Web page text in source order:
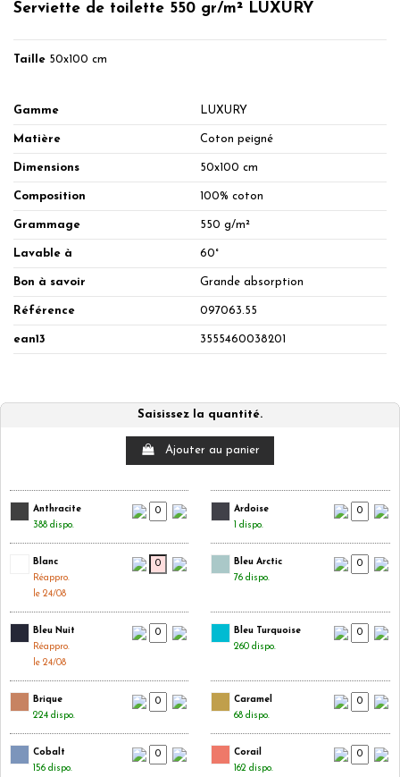
Serviette de toilette 550 gr/m² LUXURY
Taille 50x100 cm
Gamme LUXURY
Matière Coton peigné
Dimensions 50x100 cm
Composition 100% coton
Grammage 550 g/m²
Lavable à 60°
Bon à savoir Grande absorption
Référence 097063.55
ean13 3555460038201
Saisissez la quantité.
Ajouter au panier
Anthracite
388 dispo.
Ardoise
1 dispo.
Blanc
Réappro.
le 24/08
Bleu Arctic
76 dispo.
Bleu Nuit
Réappro.
le 24/08
Bleu Turquoise
260 dispo.
Brique
224 dispo.
Caramel
68 dispo.
Cobalt
156 dispo.
Corail
162 dispo.